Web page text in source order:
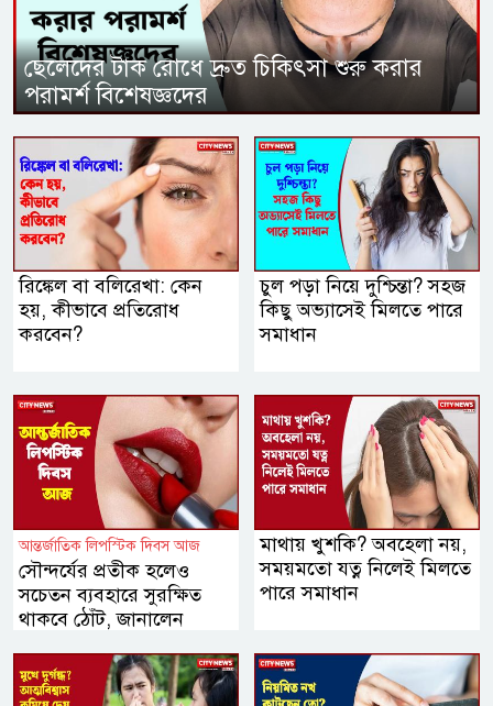
ছেলেদের টাক রোধে দ্রুত চিকিৎসা শুরু করার
পরামর্শ বিশেষজ্ঞদের
রিঙ্কেল বা বলিরেখা: কেন
হয়, কীভাবে প্রতিরোধ
করবেন?
চুল পড়া নিয়ে দুশ্চিন্তা? সহজ
কিছু অভ্যাসেই মিলতে পারে
সমাধান
আন্তর্জাতিক লিপস্টিক দিবস আজ
সৌন্দর্যের প্রতীক হলেও
সচেতন ব্যবহারে সুরক্ষিত
থাকবে ঠোঁট, জানালেন
মাথায় খুশকি? অবহেলা নয়,
সময়মতো যত্ন নিলেই মিলতে
পারে সমাধান